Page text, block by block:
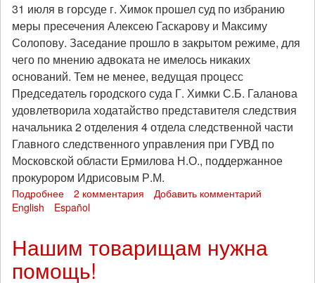
31 июля в горсуде г. Химок прошел суд по избранию
меры пресечения Алексею Гаскарову и Максиму
Солопову. Заседание прошло в закрытом режиме, для
чего по мнению адвоката не имелось никаких
оснований. Тем не менее, ведущая процесс
Председатель городского суда Г. Химки С.Б. Галанова
удовлетворила ходатайство представителя следствия
начальника 2 отделения 4 отдела следственной части
Главного следственного управления при ГУВД по
Московской области Ермилова Н.О., поддержанное
прокурором Идрисовым Р.М.
Подробнее
По
антифашистов
счел
2 комментария
Добавить комментарий
English
Español
Нашим товарищам нужна
помощь!